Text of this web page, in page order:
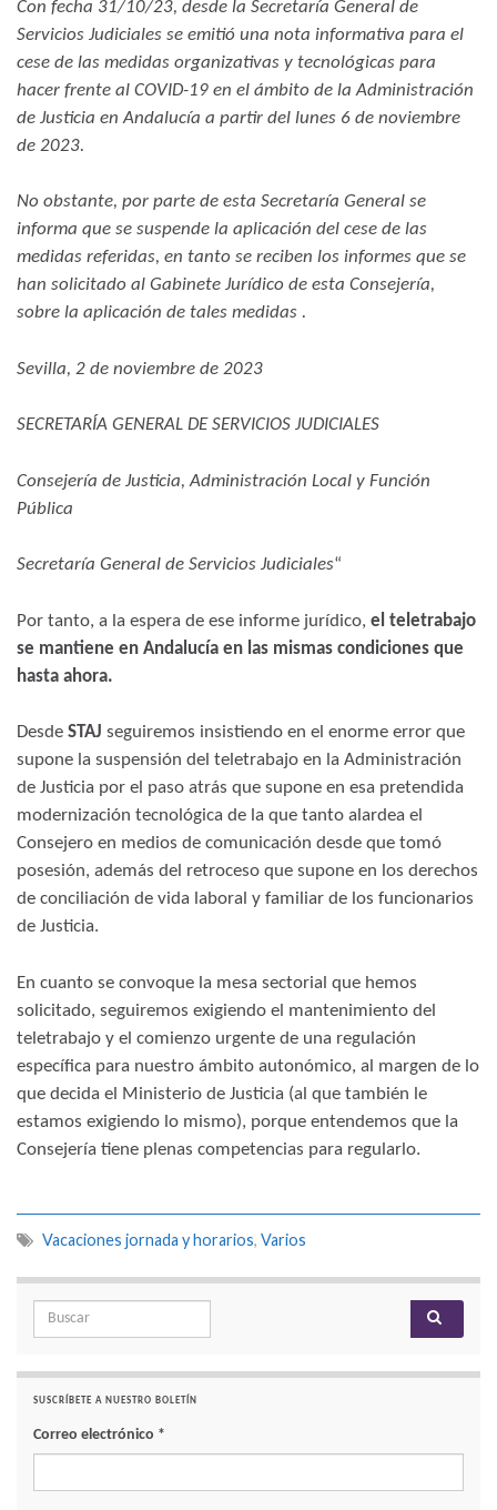
Con fecha 31/10/23, desde la Secretaría General de
Servicios Judiciales se emitió una nota informativa para el
cese de las medidas organizativas y tecnológicas para
hacer frente al COVID-19 en el ámbito de la Administración
de Justicia en Andalucía a partir del lunes 6 de noviembre
de 2023.
No obstante, por parte de esta Secretaría General se
informa que se suspende la aplicación del cese de las
medidas referidas, en tanto se reciben los informes que se
han solicitado al Gabinete Jurídico de esta Consejería,
sobre la aplicación de tales medidas .
Sevilla, 2 de noviembre de 2023
SECRETARÍA GENERAL DE SERVICIOS JUDICIALES
Consejería de Justicia, Administración Local y Función
Pública
Secretaría General de Servicios Judiciales“
Por tanto, a la espera de ese informe jurídico, el teletrabajo
se mantiene en Andalucía en las mismas condiciones que
hasta ahora.
Desde STAJ seguiremos insistiendo en el enorme error que
supone la suspensión del teletrabajo en la Administración
de Justicia por el paso atrás que supone en esa pretendida
modernización tecnológica de la que tanto alardea el
Consejero en medios de comunicación desde que tomó
posesión, además del retroceso que supone en los derechos
de conciliación de vida laboral y familiar de los funcionarios
de Justicia.
En cuanto se convoque la mesa sectorial que hemos
solicitado, seguiremos exigiendo el mantenimiento del
teletrabajo y el comienzo urgente de una regulación
específica para nuestro ámbito autonómico, al margen de lo
que decida el Ministerio de Justicia (al que también le
estamos exigiendo lo mismo), porque entendemos que la
Consejería tiene plenas competencias para regularlo.
Vacaciones jornada y horarios, Varios
Search for:
SUSCRÍBETE A NUESTRO BOLETÍN
Correo electrónico *